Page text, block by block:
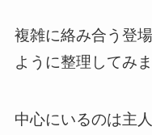
複雑に絡み合う登
ように整理してみま
中心にいるのは主